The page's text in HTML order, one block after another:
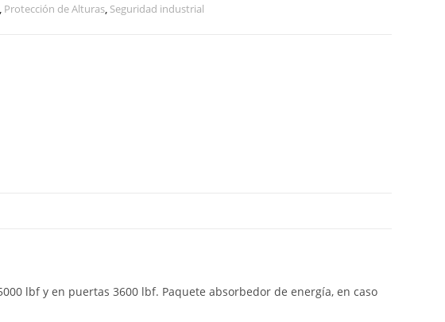
Protección de Alturas Seguridad industrial
lbf y en puertas 3600 lbf. Paquete absorbedor de energía, en caso